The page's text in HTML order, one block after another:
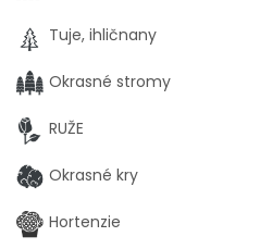
Tuje, ihličnany
Okrasné stromy
RUŽE
Okrasné kry
Hortenzie